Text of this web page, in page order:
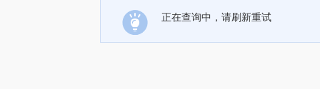
正在查询中，请刷新重试